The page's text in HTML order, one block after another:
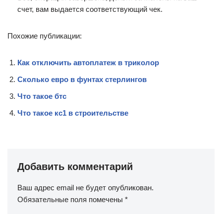
счет, вам выдается соответствующий чек.
Похожие публикации:
Как отключить автоплатеж в триколор
Сколько евро в фунтах стерлингов
Что такое бтс
Что такое кс1 в строительстве
Добавить комментарий
Ваш адрес email не будет опубликован.
Обязательные поля помечены *